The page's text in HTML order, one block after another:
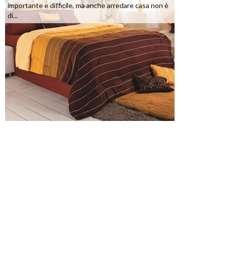
importante e difficile, ma anche arredare casa non è
di...